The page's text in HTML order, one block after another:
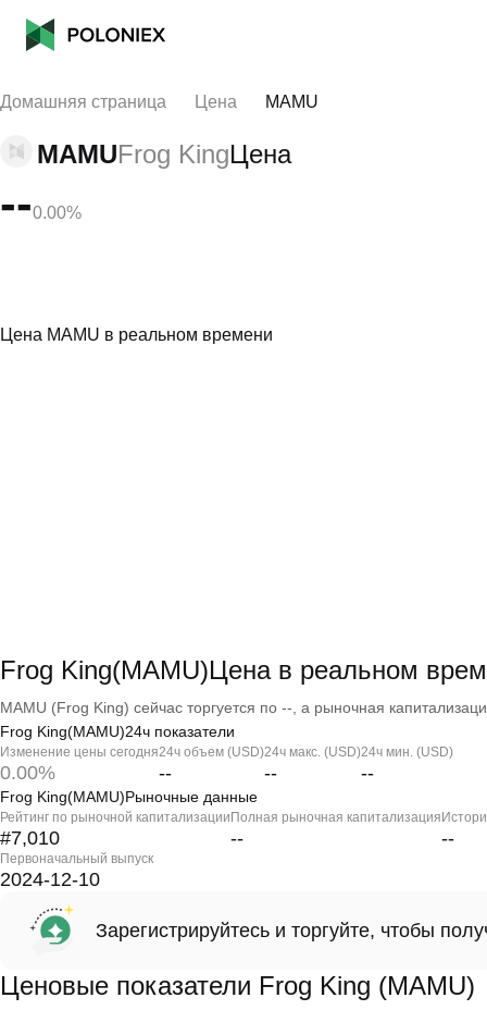
Домашняя страница Цена MAMU
MAMUFrog KingЦена
--0.00%
Цена MAMU в реальном времени
Frog King(MAMU)Цена в реальном
MAMU (Frog King) сейчас торгуется по --, а рыночная
Frog King(MAMU)24ч показатели
Изменение цены сегодня
0.00%
24ч объем (USD)
--
24ч макс. (USD)
--
24ч мин. (USD)
--
Frog King(MAMU)Рыночные данные
Рейтинг по рыночной капитализации
#7,010
Полная рыночная капитализация
-- --
Первоначальный выпуск
2024-12-10
Зарегистрируйтесь и торгуйте, чтобы
Ценовые показатели Frog King (MAMU)